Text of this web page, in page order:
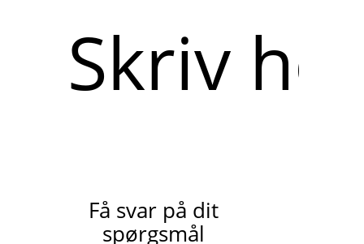
her
Få svar på dit
spørgsmål